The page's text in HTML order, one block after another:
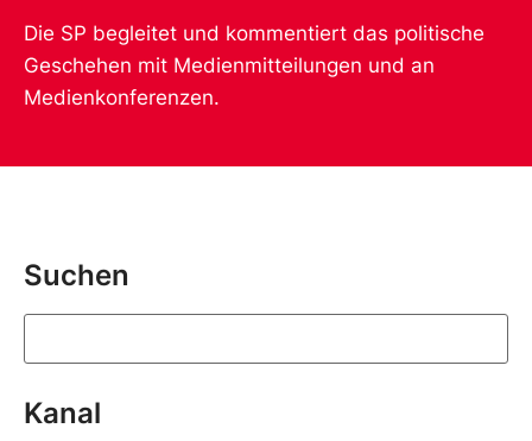
Die SP begleitet und kommentiert das politische
Geschehen mit Medienmitteilungen und an
Medienkonferenzen.
Suchen
Kanal